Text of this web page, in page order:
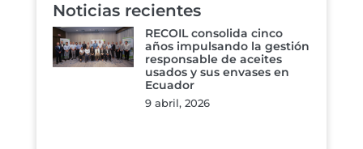
Noticias recientes
RECOIL consolida cinco
años impulsando la gestión
responsable de aceites
usados y sus envases en
Ecuador
9 abril, 2026